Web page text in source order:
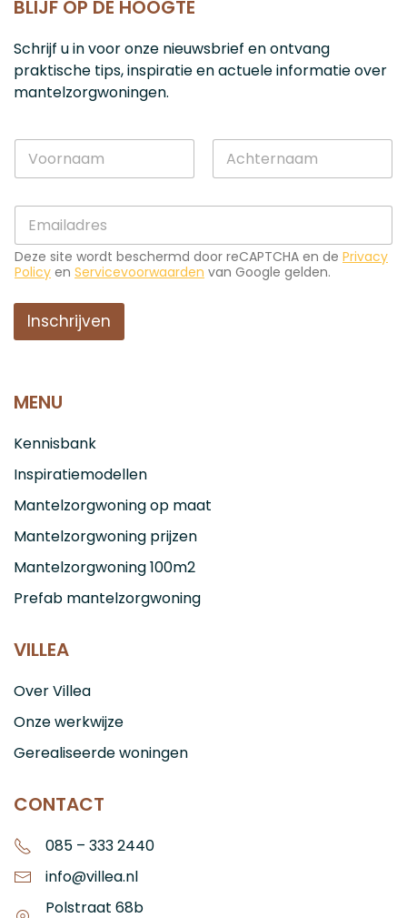
BLIJF OP DE HOOGTE
Schrijf u in voor onze nieuwsbrief en ontvang
praktische tips, inspiratie en actuele informatie over
mantelzorgwoningen.
*
m
a
l
N
a
Voornaam Achternaam
E
m
a
i
l
Deze site wordt beschermd door reCAPTCHA en de Privacy
Policy en Servicevoorwaarden van Google gelden.
Inschrijven
MENU
Kennisbank
Inspiratiemodellen
Mantelzorgwoning op maat
Mantelzorgwoning prijzen
Mantelzorgwoning 100m2
Prefab mantelzorgwoning
VILLEA
Over Villea
Onze werkwijze
Gerealiseerde woningen
CONTACT
085 – 333 2440
info@villea.nl
Polstraat 68b